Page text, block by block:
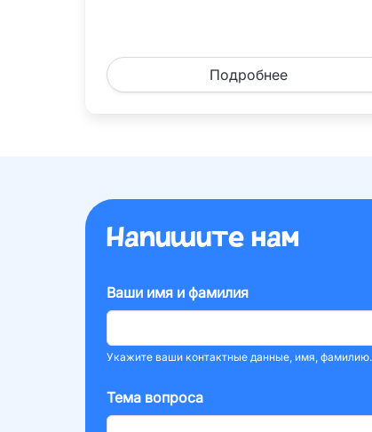
Подробнее
Напишите нам
Ваши имя и фамилия
Укажите ваши контактные данные, имя, фамилию.
Тема вопроса